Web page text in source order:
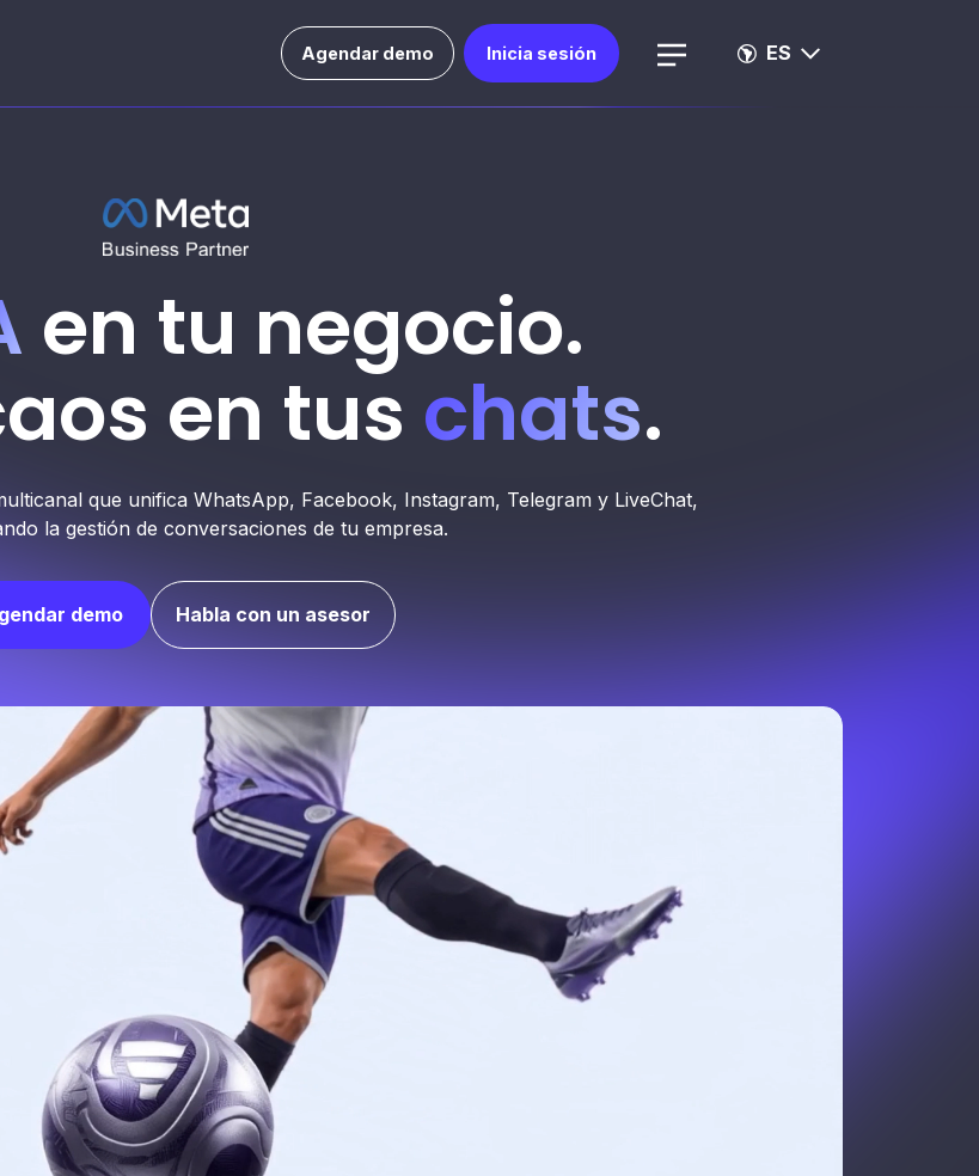
Agendar demo Inicia sesión ES
en tu negocio.
en tus chats.
que unifica WhatsApp, Facebook, Instagram, Telegram y LiveChat,
la gestión de conversaciones de tu empresa.
demo Habla con un asesor